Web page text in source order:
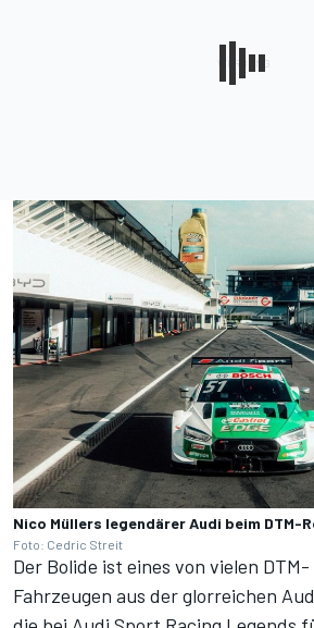
Nico Müllers legendärer Audi beim DTM-
Foto: Cedric Streit
Der Bolide ist eines von vielen
Fahrzeugen aus der glorreichen